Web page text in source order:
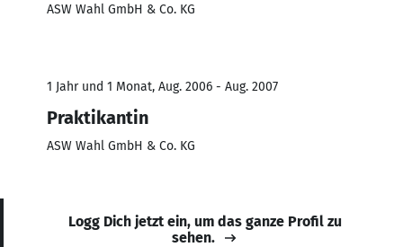
ASW Wahl GmbH & Co. KG
1 Jahr und 1 Monat, Aug. 2006 - Aug. 2007
Praktikantin
ASW Wahl GmbH & Co. KG
Logg Dich jetzt ein, um das ganze Profil zu
sehen.